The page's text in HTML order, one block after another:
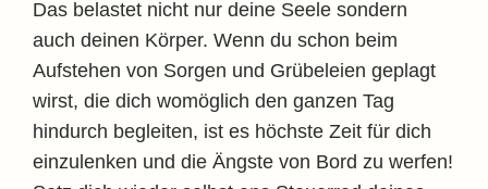
Das belastet nicht nur deine Seele sondern
auch deinen Körper. Wenn du schon beim
Aufstehen von Sorgen und Grübeleien geplagt
wirst, die dich womöglich den ganzen Tag
hindurch begleiten, ist es höchste Zeit für dich
einzulenken und die Ängste von Bord zu werfen!